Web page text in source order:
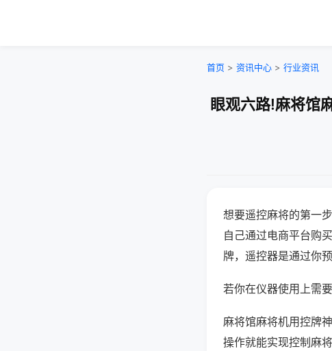
首页 > 资讯中心 > 行业资讯
眼观六路!麻将馆
想要遥控麻将的第一
自己通过电商平台购
牌，遥控器是通过你
若你在仪器使用上需
麻将馆麻将机用控牌
操作就能实现控制麻